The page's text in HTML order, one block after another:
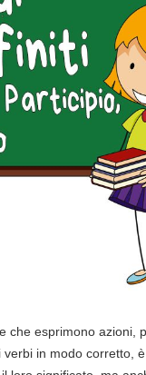
che esprimono azioni,
verbi in modo corretto,